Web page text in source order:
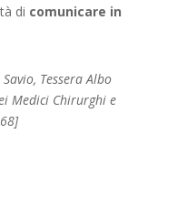
di comunicare in
Tessera Albo
Medici Chirurghi e